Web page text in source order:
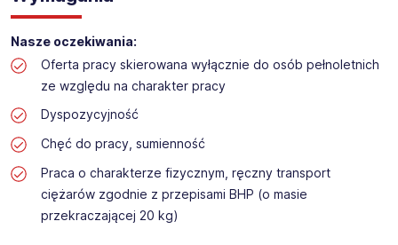
Lokalizacja: Grudziądz
Nasze oczekiwania:
Oferta pracy skierowana wyłącznie do osób pełnoletnich
ze względu na charakter pracy
Dyspozycyjność
Chęć do pracy, sumienność
Praca o charakterze fizycznym, ręczny transport
ciężarów zgodnie z przepisami BHP (o masie
przekraczającej 20 kg)